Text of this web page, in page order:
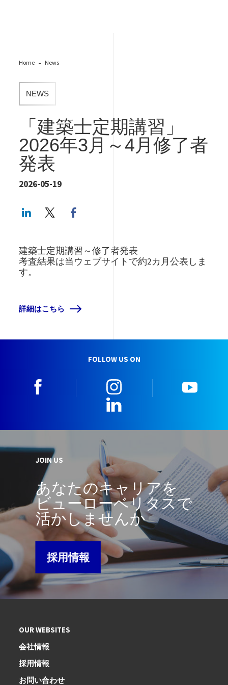
Home News
NEWS
「建築士定期講習」
2026年3月～4月修了者
発表
2026-05-19
LinkedInTwitter
建築士定期講習～修了者発表
考査結果は当ウェブサイトで約2カ月公表しま
す。
詳細はこちら
FOLLOW US ON
JOIN US
あなたのキャリアを
ビューローベリタスで
活かしませんか
採用情報
OUR WEBSITES
会社情報
採用情報
お問い合わせ